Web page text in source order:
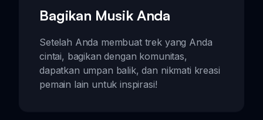
Bagikan Musik Anda
Setelah Anda membuat trek yang Anda
cintai, bagikan dengan komunitas,
dapatkan umpan balik, dan nikmati kreasi
pemain lain untuk inspirasi!